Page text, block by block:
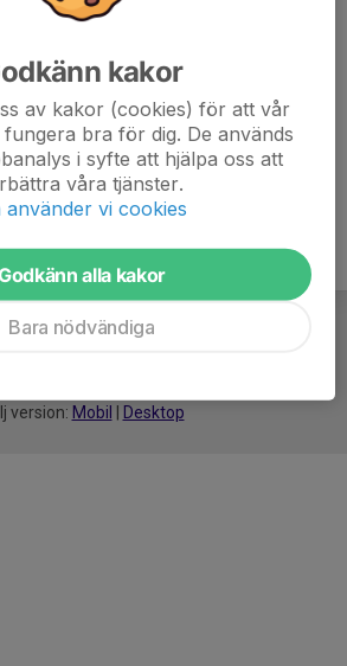
version: Mobil Desktop
kakor
av kakor (cookies) för att vår
bra för dig. De används
i syfte att hjälpa oss att
våra tjänster.
använder vi cookies
alla kakor
Bara nödvändiga